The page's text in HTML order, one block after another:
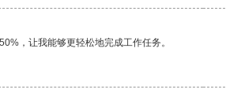
，让我能够更轻松地完成工作任务。